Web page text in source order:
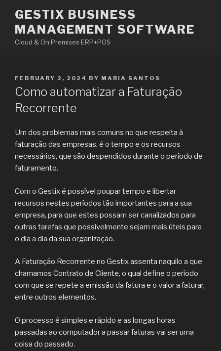
content
GESTIX BUSINESS
MANAGEMENT SOFTWARE
Cloud & On Premises ERP+POS
POSTED
ON
FEBRUARY 2, 2024 BY MARIA SANTOS
Como automatizar a Faturação
Recorrente
Um dos problemas mais comuns no que respeita à
faturação das empresas, é o tempo e os recursos
necessários, que são despendidos durante o período de
faturamento.
Com o Gestix é possível poupar tempo e libertar
recursos nestes períodos tão importantes para a sua
empresa, para que estes possam ser canalizados para
outras tarefas que possivelmente sejam mais úteis para
o dia a dia da sua organização.
A Faturação Recorrente no Gestix assenta naquilo a que
chamamos Contrato de Cliente, o qual define o período
com que se repete a emissão da fatura e o valor a faturar,
entre outros elementos.
O processo é simples e rápido e as longas horas
passadas ao computador a passar faturas vai ser uma
coisa do passado.